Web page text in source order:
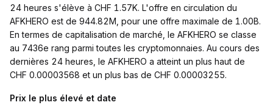
24 heures s'élève à CHF 1.57K. L'offre en circulation du
AFKHERO est de 944.82M, pour une offre maximale de 1.00B.
En termes de capitalisation de marché, le AFKHERO se classe
au 7436e rang parmi toutes les cryptomonnaies. Au cours des
dernières 24 heures, le AFKHERO a atteint un plus haut de
CHF 0.00003568 et un plus bas de CHF 0.00003255.
Prix le plus élevé et date